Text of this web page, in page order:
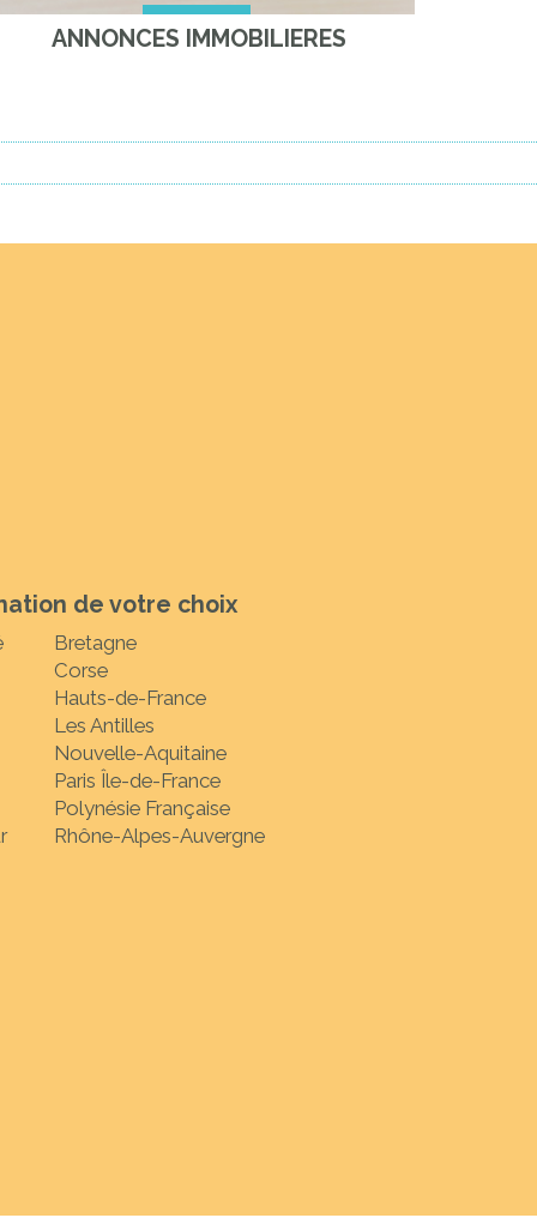
ANNONCES IMMOBILIERES
de votre choix
Bretagne
Corse
Hauts-de-France
Les Antilles
Nouvelle-Aquitaine
Paris Île-de-France
Polynésie Française
Rhône-Alpes-Auvergne